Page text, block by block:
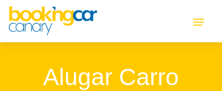
Alugar Carro